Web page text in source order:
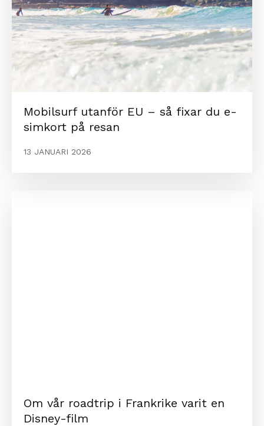
Mobilsurf utanför EU – så fixar du e-
simkort på resan
13 JANUARI 2026
Om vår roadtrip i Frankrike varit en
Disney-film